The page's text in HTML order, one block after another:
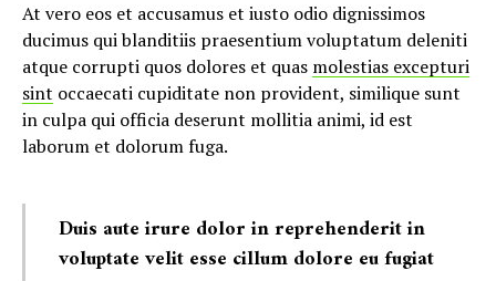
At vero eos et accusamus et iusto odio dignissimos
ducimus qui blanditiis praesentium voluptatum deleniti
atque corrupti quos dolores et quas molestias excepturi
sint occaecati cupiditate non provident, similique sunt
in culpa qui officia deserunt mollitia animi, id est
laborum et dolorum fuga.
Duis aute irure dolor in reprehenderit in
voluptate velit esse cillum dolore eu fugiat